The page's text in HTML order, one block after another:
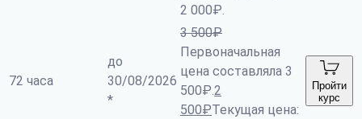
2 000₽.
72 часа
до
30/08/2026
*
3 500₽
Первоначальная
цена составляла 3
500₽.2
500₽Текущая цена:
Пройти
курс